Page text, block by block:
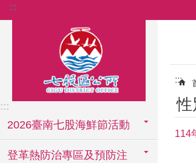
跳到主要內容區塊
:::
:::
2026臺南七股海鮮節活動
登革熱防治專區及預防注
:::
性
114